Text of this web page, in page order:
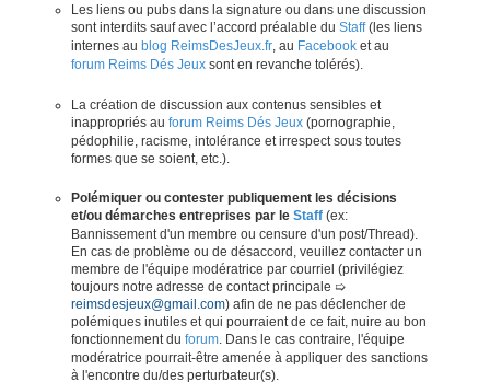
Les liens ou pubs dans la signature ou dans une discussion
sont interdits sauf avec l’accord préalable du Staff(les liens
internes au blog ReimsDesJeux.fr, au Facebook et au
forum Reims Dés Jeux sont en revanche tolérés).
La création de discussion aux contenus sensibles et
inappropriés au forum Reims Dés Jeux (pornographie,
pédophilie, racisme, intolérance et irrespect sous toutes
formes que se soient, etc.).
Polémiquer ou contester publiquement les décisions
et/ou démarches entreprises par le Staff (ex:
Bannissement d'un membre ou censure d'un post/Thread).
En cas de problème ou de désaccord, veuillez contacter un
membre de l'équipe modératrice par courriel (privilégiez
toujours notre adresse de contact principale ➯
reimsdesjeux@gmail.com) afin de ne pas déclencher de
polémiques inutiles et qui pourraient de ce fait, nuire au bon
fonctionnement du forum. Dans le cas contraire, l'équipe
modératrice pourrait-être amenée à appliquer des sanctions
à l'encontre du/des perturbateur(s).